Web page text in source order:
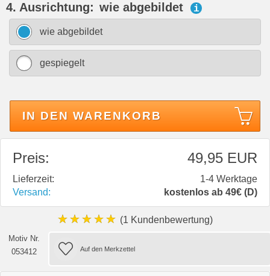
4. Ausrichtung: wie abgebildet i
wie abgebildet
gespiegelt
IN DEN WARENKORB
Preis: 49,95 EUR
Lieferzeit:
1-4 Werktage
Versand:
kostenlos ab 49€ (D)
★★★★★ (1 Kundenbewertung)
Motiv Nr.
053412